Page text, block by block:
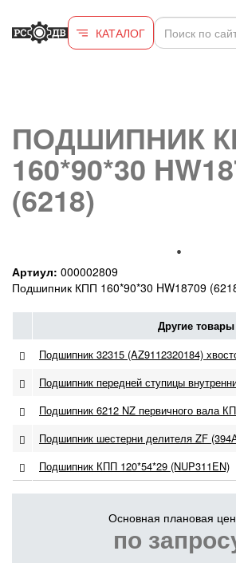
КАТАЛОГ
ПОДШИПНИК
160*90*30
(6218)
Артиул: 000002809
Подшипник КПП 160*90*30 HW18709
Другие товары
Подшипник 32315 (AZ9112320184)
Подшипник передней ступицы
Подшипник 6212 NZ первичного вала
Подшипник шестерни делителя ZF
Подшипник КПП 120*54*29 (NUP311EN)
Основная плановая
по